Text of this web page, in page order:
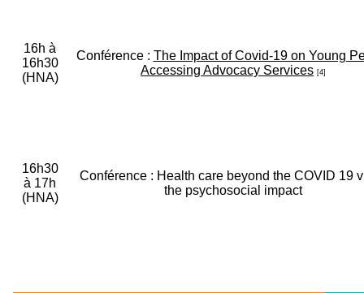
16h à
16h30
(HNA)
Conférence : The Impact of Covid-19 on Young
Accessing Advocacy Services [4]
16h30
à 17h
(HNA)
Conférence : Health care beyond the COVID 19
the psychosocial impact